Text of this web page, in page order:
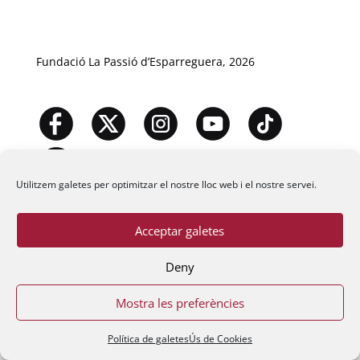
Utilitzem galetes per optimitzar el nostre lloc web i el nostre servei.
Acceptar galetes
Deny
Mostra les preferències
Política de galetesÚs de Cookies
Fundació La Passió d’Esparreguera, 2026